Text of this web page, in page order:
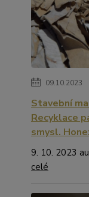
09.10.2023
Stavební
Recyklace
smysl.
9. 10. 2023
celé